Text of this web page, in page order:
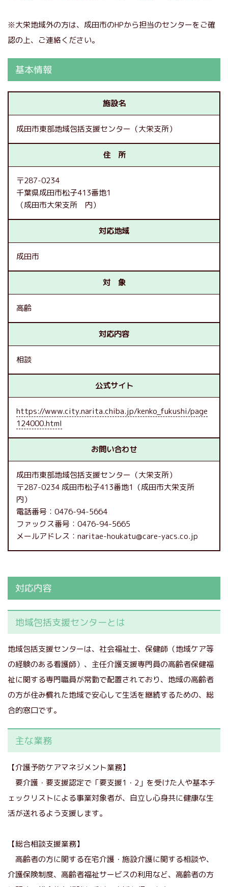
※大栄地域外の方は、成田市のHPから担当のセンターをご確
認の上、ご連絡ください。
基本情報
施設名
成田市東部地域包括支援センター（大栄支所）
住 所
〒287-0234
千葉県成田市松子413番地1
（成田市大栄支所 内）
対応地域
成田市
対 象
高齢
対応内容
相談
公式サイト
https://www.city.narita.chiba.jp/kenko_fukushi/page
124000.html
お問い合わせ
成田市東部地域包括支援センター（大栄支所）
〒287-0234 成田市松子413番地1（成田市大栄支所
内）
電話番号：0476-94-5664
ファックス番号：0476-94-5665
メールアドレス：naritae-houkatu@care-yacs.co.jp
対応内容
地域包括支援センターとは
地域包括支援センターは、社会福祉士、保健師（地域ケア等
の経験のある看護師）、主任介護支援専門員の高齢者保健福
祉に関する専門職員が常勤で配置されており、地域の高齢者
の方が住み慣れた地域で安心して生活を継続するための、総
合的窓口です。
主な業務
【介護予防ケアマネジメント業務】
要介護・要支援認定で「要支援1・2」を受けた人や基本チ
ェックリストによる事業対象者が、自立し心身共に健康な生
活が送れるよう支援します。
【総合相談支援業務】
高齢者の方に関する在宅介護・施設介護に関する相談や、
介護保険制度、高齢者福祉サービスの利用など、高齢者の方